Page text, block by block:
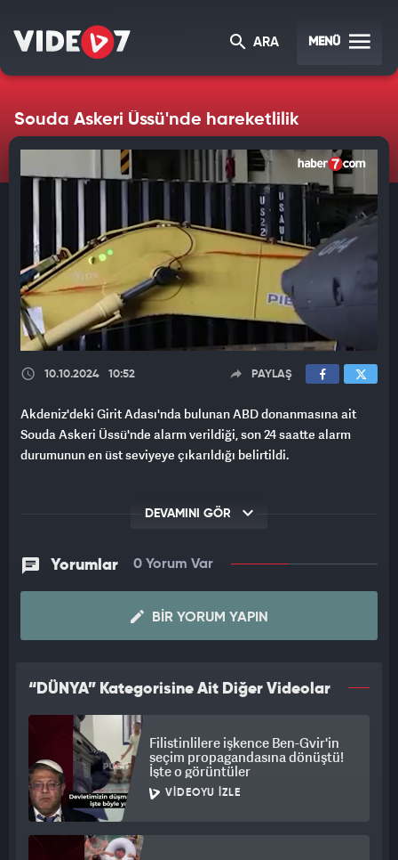
ARA MENÜ
Souda Askeri Üssü'nde hareketlilik
10.10.2024 10:52 PAYLAŞ
Akdeniz'deki Girit Adası'nda bulunan ABD donanmasına ait
Souda Askeri Üssü'nde alarm verildiği, son 24 saatte alarm
durumunun en üst seviyeye çıkarıldığı belirtildi.
DEVAMINI GÖR
Yorumlar 0 Yorum Var
BIR YORUM YAPIN
“DÜNYA” Kategorisine Ait Diğer Videolar
Filistinlilere işkence Ben-Gvir'in
seçim propagandasına dönüştü!
İşte o görüntüler
VIDEOYU İZLE